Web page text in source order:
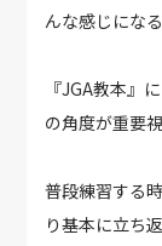
んな感じにな
『JGA教本』
の角度が重要
普段練習する
り基本に立ち